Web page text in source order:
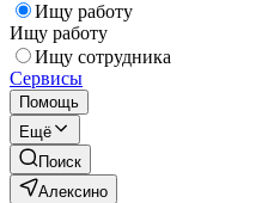
Ищу работу
Ищу работу
Ищу сотрудника
Сервисы
Помощь
Ещё
Поиск
Алексино